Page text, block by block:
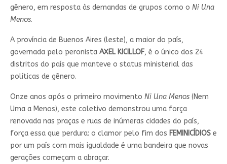
gênero, em resposta às demandas de grupos como o Ni Una
Menos.
A província de Buenos Aires (leste), a maior do país,
governada pelo peronista AXEL KICILLOF, é o único dos 24
distritos do país que manteve o status ministerial das
políticas de gênero.
Onze anos após o primeiro movimento Ni Una Menos(Nem
Uma a Menos), este coletivo demonstrou uma força
renovada nas praças e ruas de inúmeras cidades do país,
força essa que perdura: o clamor pelo fim dos FEMINICÍDIOSe
por um país com mais igualdade é uma bandeira que novas
gerações começam a abraçar.